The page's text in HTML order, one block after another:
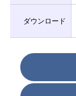
ダウンロード